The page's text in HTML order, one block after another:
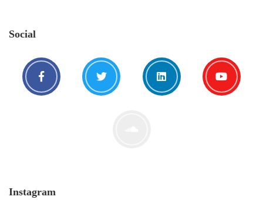
Social
Instagram